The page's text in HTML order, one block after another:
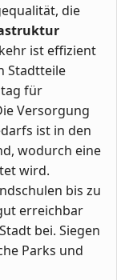
die
ist effizient
Stadtteile
für
Versorgung
ist in den
wodurch eine
wird.
bis zu
erreichbar
bei. Siegen
Parks und